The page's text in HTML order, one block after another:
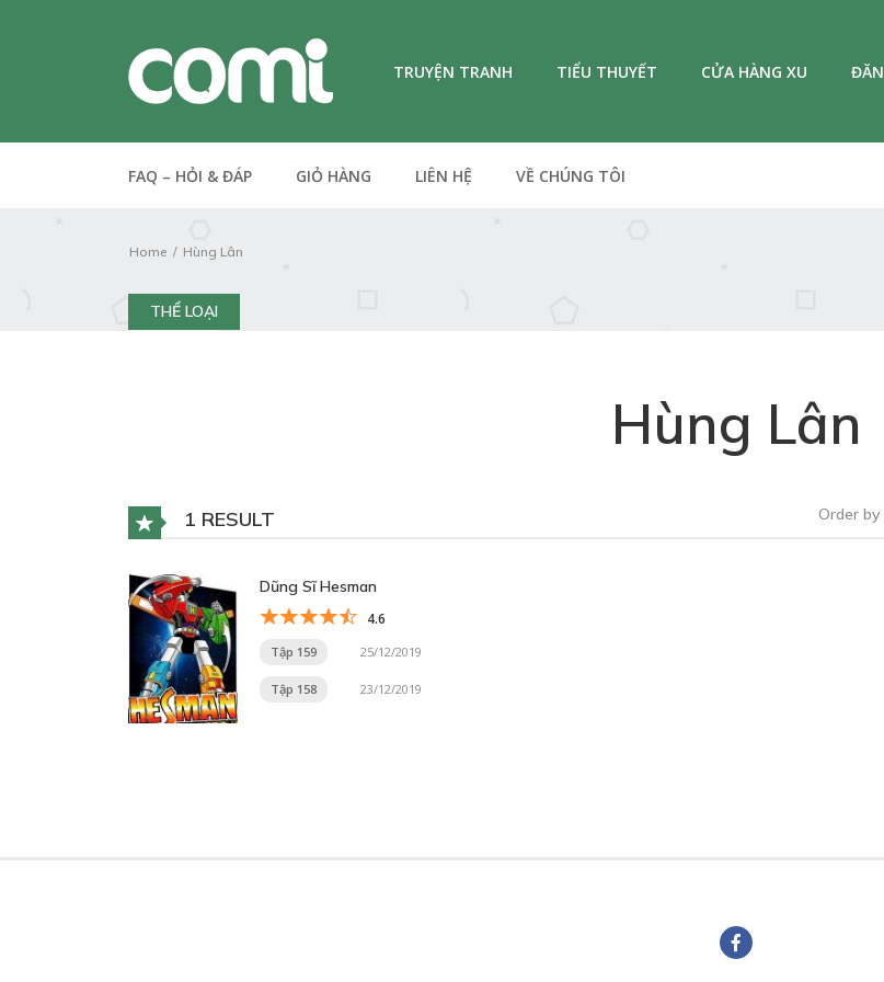
TRUYỆN TRANH TIỂU THUYẾT CỬA HÀNG XU
FAQ – HỎI & ĐÁP GIỎ HÀNG LIÊN HỆ VỀ CHÚNG TÔI
Home Hùng Lân
THỂ LOẠI
Hùng Lân
1 RESULT Order by
Dũng Sĩ Hesman
4.6
Tập 159 25/12/2019
Tập 158 23/12/2019